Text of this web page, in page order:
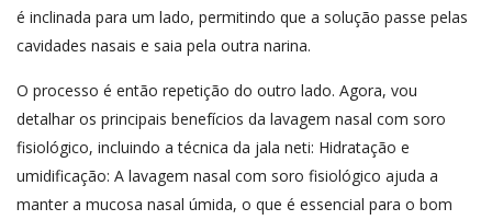
é inclinada para um lado, permitindo que a solução passe pelas
cavidades nasais e saia pela outra narina.
O processo é então repetição do outro lado. Agora, vou
detalhar os principais benefícios da lavagem nasal com soro
fisiológico, incluindo a técnica da jala neti: Hidratação e
umidificação: A lavagem nasal com soro fisiológico ajuda a
manter a mucosa nasal úmida, o que é essencial para o bom